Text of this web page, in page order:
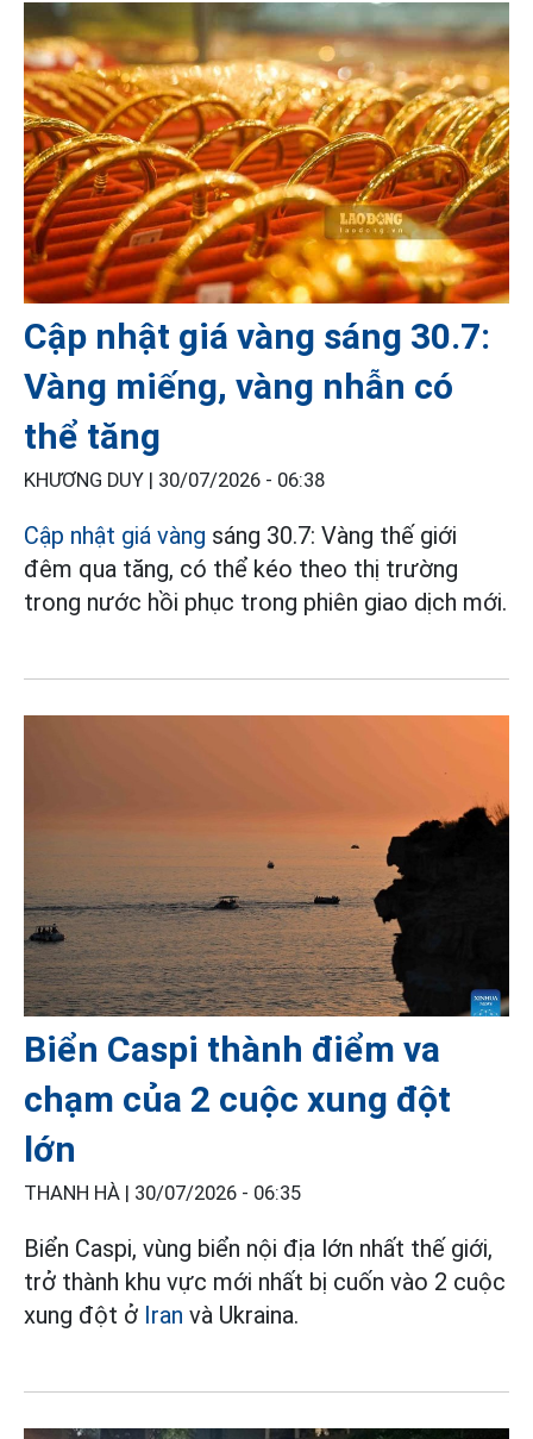
Cập nhật giá vàng sáng 30.7:
Vàng miếng, vàng nhẫn có
thể tăng
KHƯƠNG DUY | 30/07/2026 - 06:38
Cập nhật giá vàng sáng 30.7: Vàng thế giới
đêm qua tăng, có thể kéo theo thị trường
trong nước hồi phục trong phiên giao dịch mới.
Biển Caspi thành điểm va
chạm của 2 cuộc xung đột
lớn
THANH HÀ | 30/07/2026 - 06:35
Biển Caspi, vùng biển nội địa lớn nhất thế giới,
trở thành khu vực mới nhất bị cuốn vào 2 cuộc
xung đột ở Iran và Ukraina.